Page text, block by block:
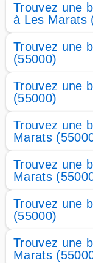
Trouvez une
à Les Marats
Trouvez une
(55000)
Trouvez une
(55000)
Trouvez une
Marats
Trouvez une
Marats
Trouvez une
(55000)
Trouvez une
Marats